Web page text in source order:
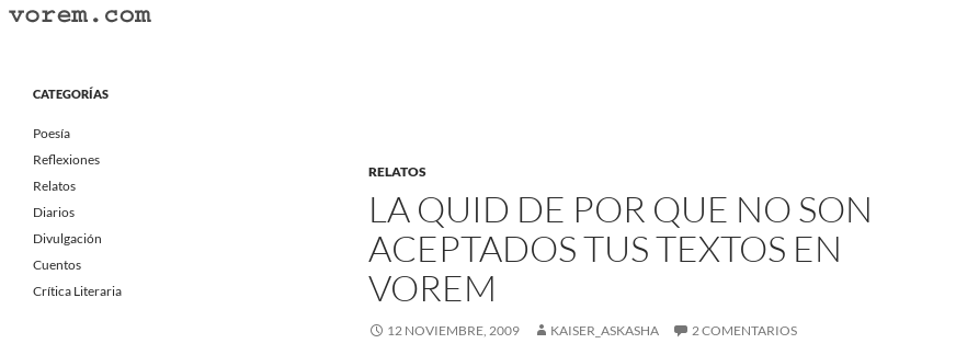
Saltar
RELATOS
LA QUID DE POR QUE NO SON
ACEPTADOS TUS TEXTOS EN
VOREM
12 NOVIEMBRE, 2009 KAISER_ASKASHA 2 COMENTARIOS
Portal Literario Independiente
CATEGORÍAS
Poesía
Reflexiones
Relatos
Diarios
Divulgación
Cuentos
Crítica Literaria